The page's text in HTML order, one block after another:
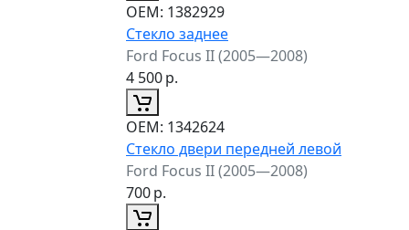
ОЕМ: 1382929
Стекло заднее
Ford Focus II (2005—2008)
4 500р.
ОЕМ: 1342624
Стекло двери передней левой
Ford Focus II (2005—2008)
700р.